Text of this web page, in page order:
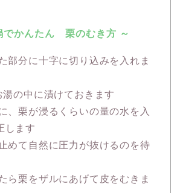
でかんたん 栗のむき方 ～
部分に十字に切り込みを入れま
の中に漬けておきます
、栗が浸るくらいの量の水を入
します
めて自然に圧力が抜けるのを待
ら栗をザルにあげて皮をむきま